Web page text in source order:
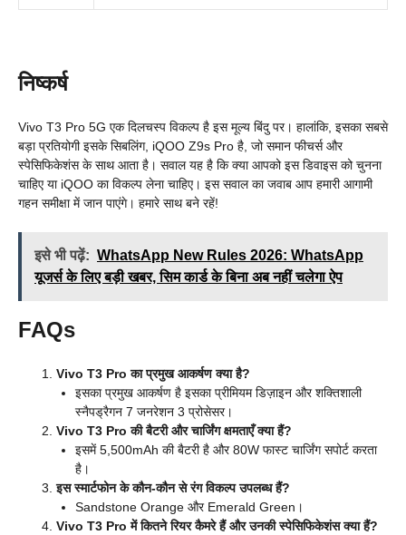
निष्कर्ष
Vivo T3 Pro 5G एक दिलचस्प विकल्प है इस मूल्य बिंदु पर। हालांकि, इसका सबसे
बड़ा प्रतियोगी इसके सिबलिंग, iQOO Z9s Pro है, जो समान फीचर्स और
स्पेसिफिकेशंस के साथ आता है। सवाल यह है कि क्या आपको इस डिवाइस को चुनना
चाहिए या iQOO का विकल्प लेना चाहिए। इस सवाल का जवाब आप हमारी आगामी
गहन समीक्षा में जान पाएंगे। हमारे साथ बने रहें!
इसे भी पढ़ें: WhatsApp New Rules 2026: WhatsApp
यूजर्स के लिए बड़ी खबर, सिम कार्ड के बिना अब नहीं चलेगा ऐप
FAQs
Vivo T3 Pro का प्रमुख आकर्षण क्या है?
इसका प्रमुख आकर्षण है इसका प्रीमियम डिज़ाइन और शक्तिशाली
स्नैपड्रैगन 7 जनरेशन 3 प्रोसेसर।
Vivo T3 Pro की बैटरी और चार्जिंग क्षमताएँ क्या हैं?
इसमें 5,500mAh की बैटरी है और 80W फास्ट चार्जिंग सपोर्ट करता
है।
इस स्मार्टफोन के कौन-कौन से रंग विकल्प उपलब्ध हैं?
Sandstone Orange और Emerald Green।
Vivo T3 Pro में कितने रियर कैमरे हैं और उनकी स्पेसिफिकेशंस क्या हैं?